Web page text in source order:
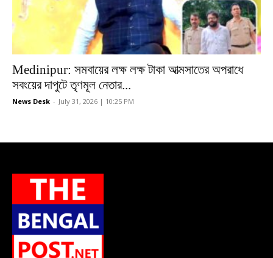
Medinipur: সমবায়ের লক্ষ লক্ষ টাকা আত্মসাতের অপরাধে
সবংয়ের দাপুটে তৃণমূল নেতার...
News Desk - July 31, 2026 | 10:25 PM